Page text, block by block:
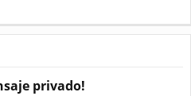
privado!